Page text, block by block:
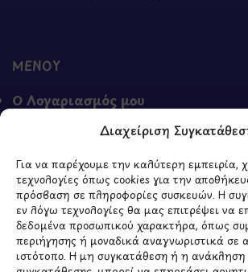
Διαχείριση
Για να παρέχουμε την καλύτερη εμπειρία,
τεχνολογίες όπως cookies για την
πρόσβαση σε πληροφορίες συσκευών. Η
εν λόγω τεχνολογίες θα μας επιτρέψει να
δεδομένα προσωπικού χαρακτήρα, όπως
περιήγησης ή μοναδικά αναγνωριστικά σε
ιστότοπο. Η μη συγκατάθεση ή η ανάκληση
ΜΕΝΟΥ
Ο Λογαριασμός μου
Καλάθι
Shop
ΣΧΕΤΙΚΑ ΜΕ ΕΜΑΣ